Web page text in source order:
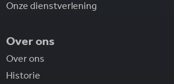
Onze dienstverlening
Over ons
Over ons
Historie